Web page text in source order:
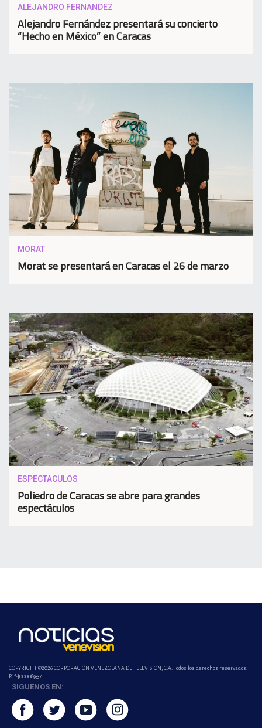
ALEJANDRO FERNANDEZ
Alejandro Fernández presentará su concierto
“Hecho en México” en Caracas
MORAT
Morat se presentará en Caracas el 26 de marzo
ESPECTACULOS
Poliedro de Caracas se abre para grandes
espectáculos
COPYRIGHT ©2026 CORPORACIÓN VENEZOLANA DE TELEVISION, C.A. Todos los derechos reservados.
Rif-j000089337
SIGUENOS EN: